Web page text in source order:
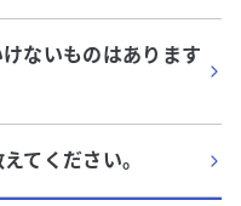
ないものはあります
てください。